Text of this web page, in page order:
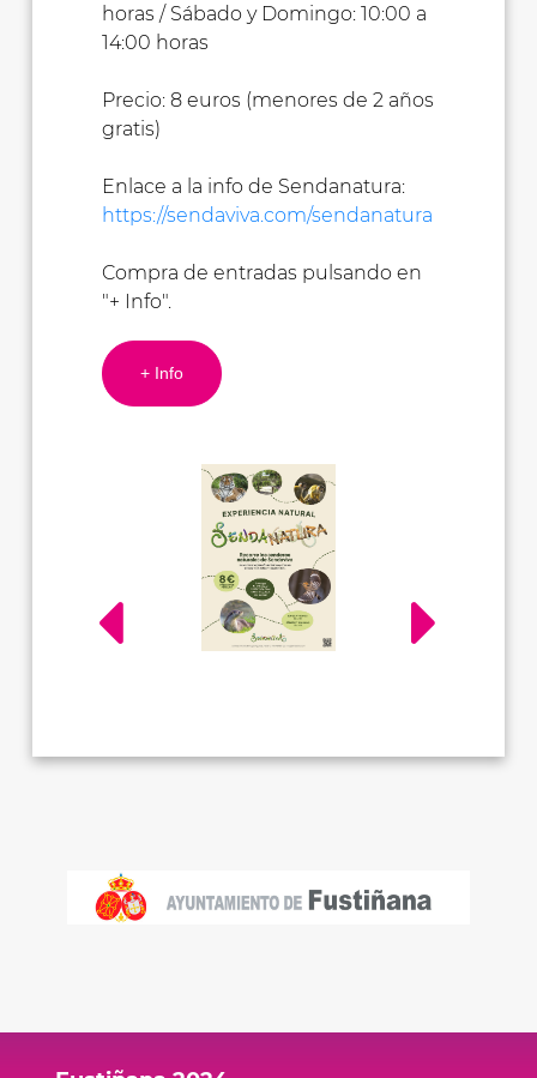
horas / Sábado y Domingo: 10:00 a
14:00 horas
Precio: 8 euros (menores de 2 años
gratis)
Enlace a la info de Sendanatura:
https://sendaviva.com/sendanatura
Compra de entradas pulsando en
"+ Info".
+ Info